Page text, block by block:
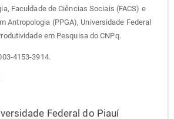
Faculdade de Ciências Sociais (FACS) e
Antropologia (PPGA), Universidade Federal
em Pesquisa do CNPq.
4153-3914.
Federal do Piauí